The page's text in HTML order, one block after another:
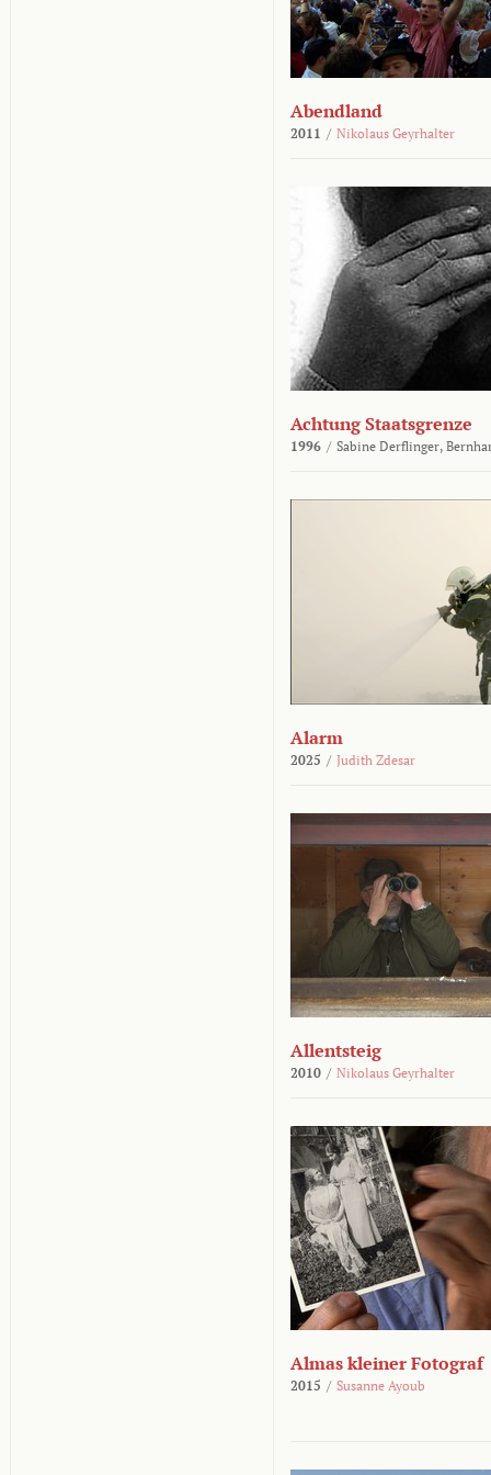
Abendland
2011 / Nikolaus Geyrhalter
Achtung Staatsgrenze
1996 / Sabine Derflinger,
Alarm
2025 / Judith Zdesar
Allentsteig
2010 / Nikolaus Geyrhalter
Almas kleiner Fotograf
2015 / Susanne Ayoub